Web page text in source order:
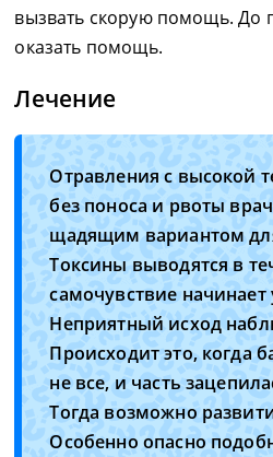
вызвать скорую помощь. До
оказать помощь.
Лечение
Отравления с высокой
без поноса и рвоты
щадящим вариантом
Токсины выводятся в
самочувствие
Неприятный исход
Происходит это, когда
не все, и часть
Тогда возможно
Особенно опасно